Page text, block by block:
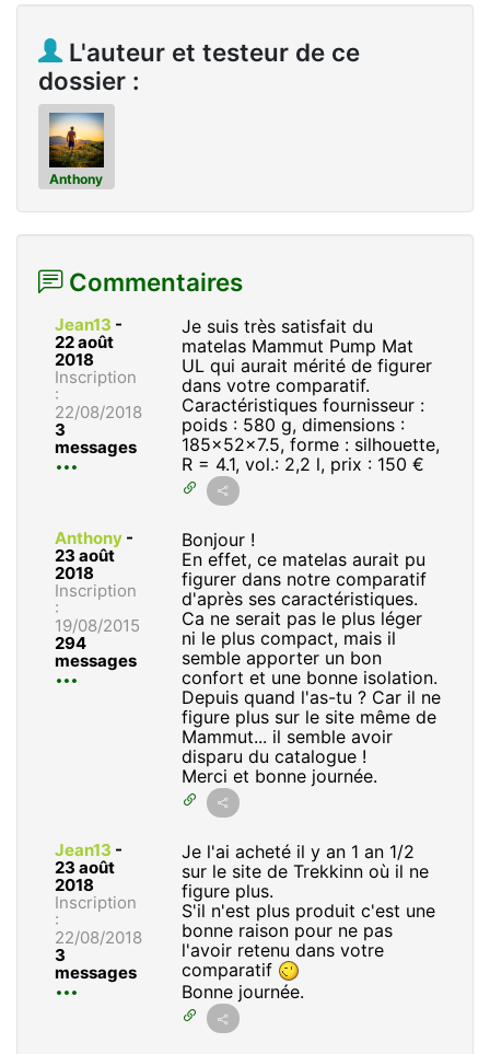
L'auteur et testeur de ce
dossier :
Anthony
Commentaires
Jean13 -
22 août
2018
Inscription
:
22/08/2018
3
messages
Je suis très satisfait du
matelas Mammut Pump Mat
UL qui aurait mérité de figurer
dans votre comparatif.
Caractéristiques fournisseur :
poids : 580 g, dimensions :
185x52x7.5, forme : silhouette,
R = 4.1, vol.: 2,2 l, prix : 150 €
Anthony -
23 août
2018
Inscription
:
19/08/2015
294
messages
Bonjour !
En effet, ce matelas aurait pu
figurer dans notre comparatif
d'après ses caractéristiques.
Ca ne serait pas le plus léger
ni le plus compact, mais il
semble apporter un bon
confort et une bonne isolation.
Depuis quand l'as-tu ? Car il ne
figure plus sur le site même de
Mammut... il semble avoir
disparu du catalogue !
Merci et bonne journée.
Jean13 -
23 août
2018
Inscription
:
22/08/2018
3
messages
Je l'ai acheté il y an 1 an 1/2
sur le site de Trekkinn où il ne
figure plus.
S'il n'est plus produit c'est une
bonne raison pour ne pas
l'avoir retenu dans votre
comparatif
Bonne journée.